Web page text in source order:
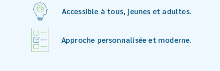
Accessible à tous, jeunes et adultes.
Approche personnalisée et moderne.